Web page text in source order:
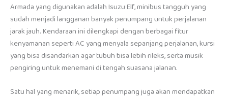
Armada yang digunakan adalah Isuzu Elf, minibus tangguh yang
sudah menjadi langganan banyak penumpang untuk perjalanan
jarak jauh. Kendaraan ini dilengkapi dengan berbagai fitur
kenyamanan seperti AC yang menyala sepanjang perjalanan, kursi
yang bisa disandarkan agar tubuh bisa lebih rileks, serta musik
pengiring untuk menemani di tengah suasana jalanan.
Satu hal yang menarik, setiap penumpang juga akan mendapatkan